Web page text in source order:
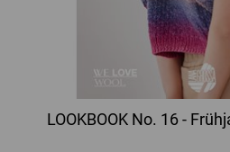
LOOKBOOK No. 16 -